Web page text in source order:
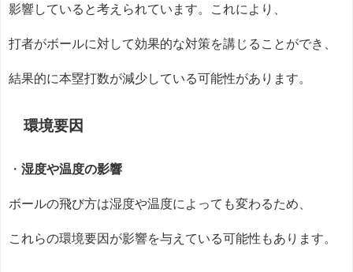
影響していると考えられています。これにより、
打者がボールに対して効果的な対策を講じることができ、
結果的に本塁打数が減少している可能性があります。
環境要因
・ 湿度や温度の影響
ボールの飛び方は湿度や温度によっても変わるため、
これらの環境要因が影響を与えている可能性もあります。